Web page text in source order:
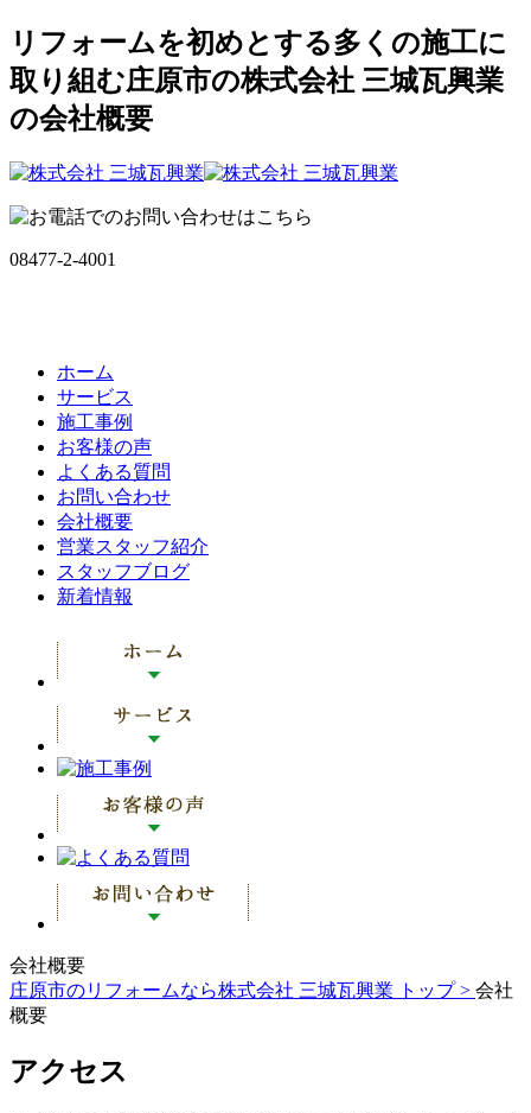
リフォームを初めとする多くの施工に
取り組む庄原市の株式会社 三城瓦興業
の会社概要
08477-2-4001
ホーム
サービス
施工事例
お客様の声
よくある質問
お問い合わせ
会社概要
営業スタッフ紹介
スタッフブログ
新着情報
会社概要
庄原市のリフォームなら株式会社 三城瓦興業 トップ > 会社
概要
アクセス